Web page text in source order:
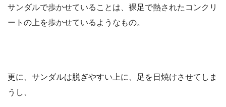
サンダルで歩かせていることは、裸足で熱されたコンクリ
ートの上を歩かせているようなもの。
更に、サンダルは脱ぎやすい上に、足を日焼けさせてしま
うし、